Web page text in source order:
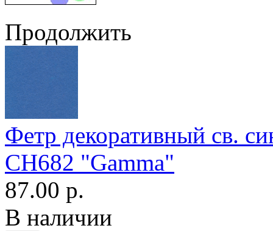
Продолжить
Фетр декоративный св.
CH682 "Gamma"
87.00 р.
В наличии